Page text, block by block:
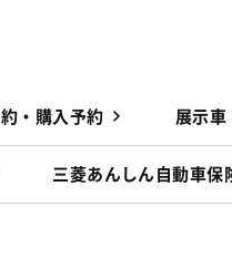
・購入予約 展示車
三菱あんしん自動車保